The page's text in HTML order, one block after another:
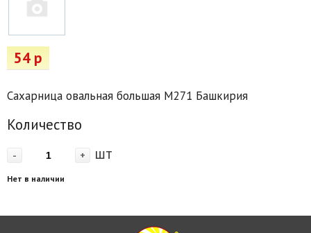
54 р
Сахарница овальная большая М271 Башкирия
Количество
- + шт
Нет в наличии